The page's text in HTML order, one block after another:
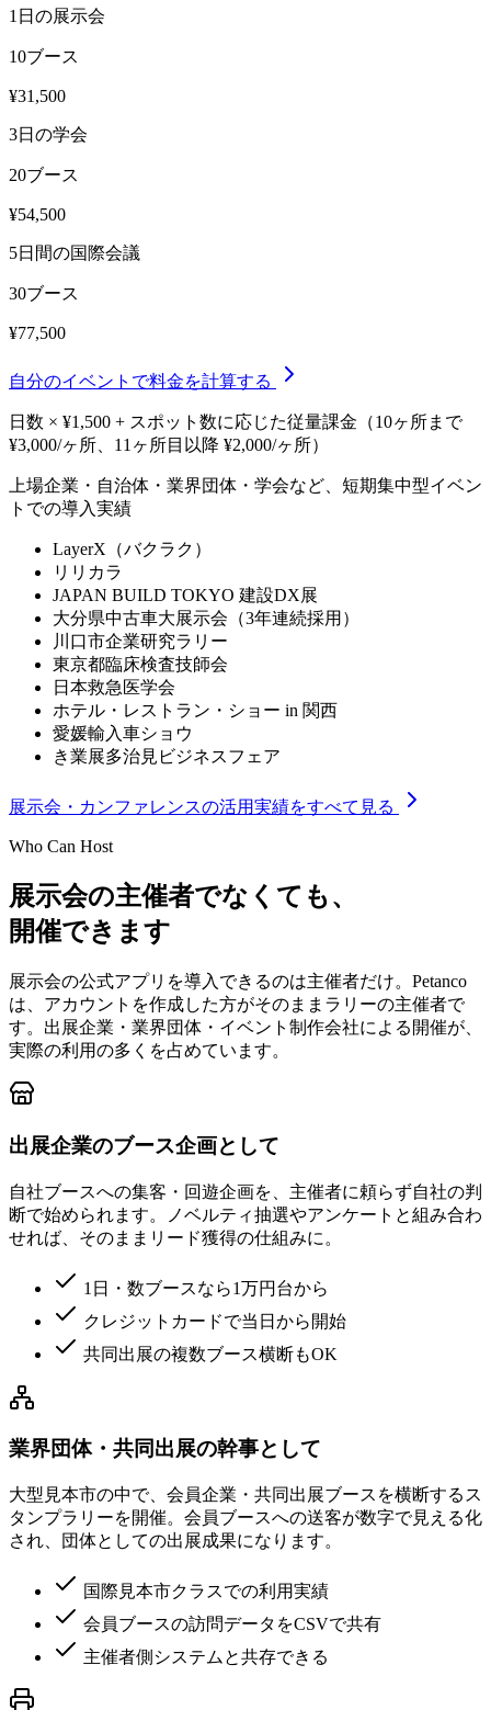
1日の展示会
10ブース
¥31,500
3日の学会
20ブース
¥54,500
5日間の国際会議
30ブース
¥77,500
自分のイベントで料金を計算する
日数 × ¥1,500 + スポット数に応じた従量課金（10ヶ所まで
¥3,000/ヶ所、11ヶ所目以降 ¥2,000/ヶ所）
上場企業・自治体・業界団体・学会など、短期集中型イベン
トでの導入実績
LayerX（バクラク）
リリカラ
JAPAN BUILD TOKYO 建設DX展
大分県中古車大展示会（3年連続採用）
川口市企業研究ラリー
東京都臨床検査技師会
日本救急医学会
ホテル・レストラン・ショー in 関西
愛媛輸入車ショウ
き業展多治見ビジネスフェア
展示会・カンファレンスの活用実績をすべて見る
Who Can Host
展示会の主催者でなくても、
開催できます
展示会の公式アプリを導入できるのは主催者だけ。Petanco
は、アカウントを作成した方がそのままラリーの主催者で
す。出展企業・業界団体・イベント制作会社による開催が、
実際の利用の多くを占めています。
出展企業のブース企画として
自社ブースへの集客・回遊企画を、主催者に頼らず自社の判
断で始められます。ノベルティ抽選やアンケートと組み合わ
せれば、そのままリード獲得の仕組みに。
1日・数ブースなら1万円台から
クレジットカードで当日から開始
共同出展の複数ブース横断もOK
業界団体・共同出展の幹事として
大型見本市の中で、会員企業・共同出展ブースを横断するス
タンプラリーを開催。会員ブースへの送客が数字で見える化
され、団体としての出展成果になります。
国際見本市クラスでの利用実績
会員ブースの訪問データをCSVで共有
主催者側システムと共存できる